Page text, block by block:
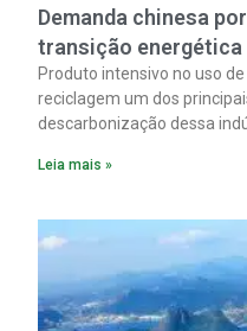
Demanda chinesa
transição energética
Produto intensivo no uso
reciclagem um dos
descarbonização dessa
material. A produção de
insumo, a sucata, devido,
pela matéria-prima.
Leia mais »